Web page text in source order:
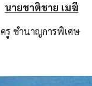
นายชาติชาย เมฆี
ครู ชำนาญการพิเศษ